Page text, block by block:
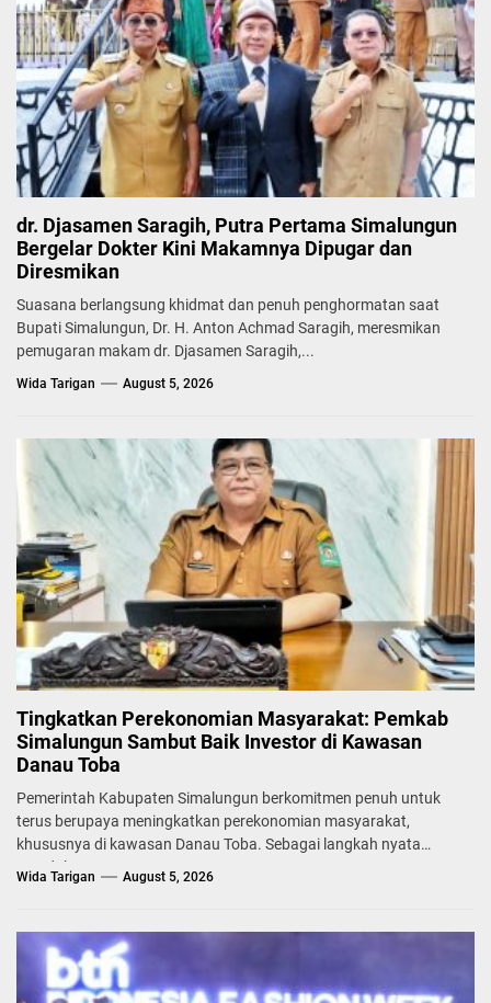
dr. Djasamen Saragih, Putra Pertama Simalungun
Bergelar Dokter Kini Makamnya Dipugar dan
Diresmikan
Suasana berlangsung khidmat dan penuh penghormatan saat
Bupati Simalungun, Dr. H. Anton Achmad Saragih, meresmikan
pemugaran makam dr. Djasamen Saragih,...
Wida Tarigan August 5, 2026
Tingkatkan Perekonomian Masyarakat: Pemkab
Simalungun Sambut Baik Investor di Kawasan
Danau Toba
Pemerintah Kabupaten Simalungun berkomitmen penuh untuk
terus berupaya meningkatkan perekonomian masyarakat,
khususnya di kawasan Danau Toba. Sebagai langkah nyata
mendukung...
Wida Tarigan August 5, 2026